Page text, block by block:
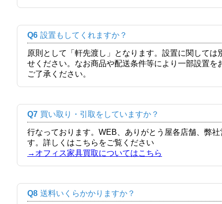
Q6 設置もしてくれますか？
原則として「軒先渡し」となります。設置に関して
せください。なお商品や配送条件等により一部設置
ご了承ください。
Q7 買い取り・引取をしていますか？
行なっております。WEB、ありがとう屋各店舗、弊
す。詳しくはこちらをご覧ください
→オフィス家具買取についてはこちら
Q8 送料いくらかかりますか？